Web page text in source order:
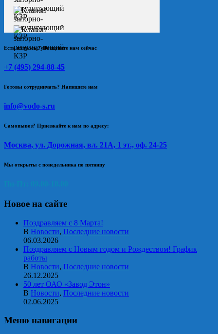
Есть вопросы? Позвоните нам сейчас
+7 (495) 294-88-45
Готовы сотрудничать? Напишите нам
info@vodo-s.ru
Самовывоз? Приезжайте к нам по адресу:
Москва, ул. Дорожная, вл. 21А, 1 эт., оф. 24-25
Мы открыты с понедельника по пятницу
Новое на сайте
Поздравляем с 8 Марта!
В Новости, Последние новости
06.03.2026
Поздравляем с Новым годом и Рождеством! График
работы
В Новости, Последние новости
26.12.2025
50 лет ОАО «Завод Этон»
В Новости, Последние новости
02.06.2025
Меню навигации